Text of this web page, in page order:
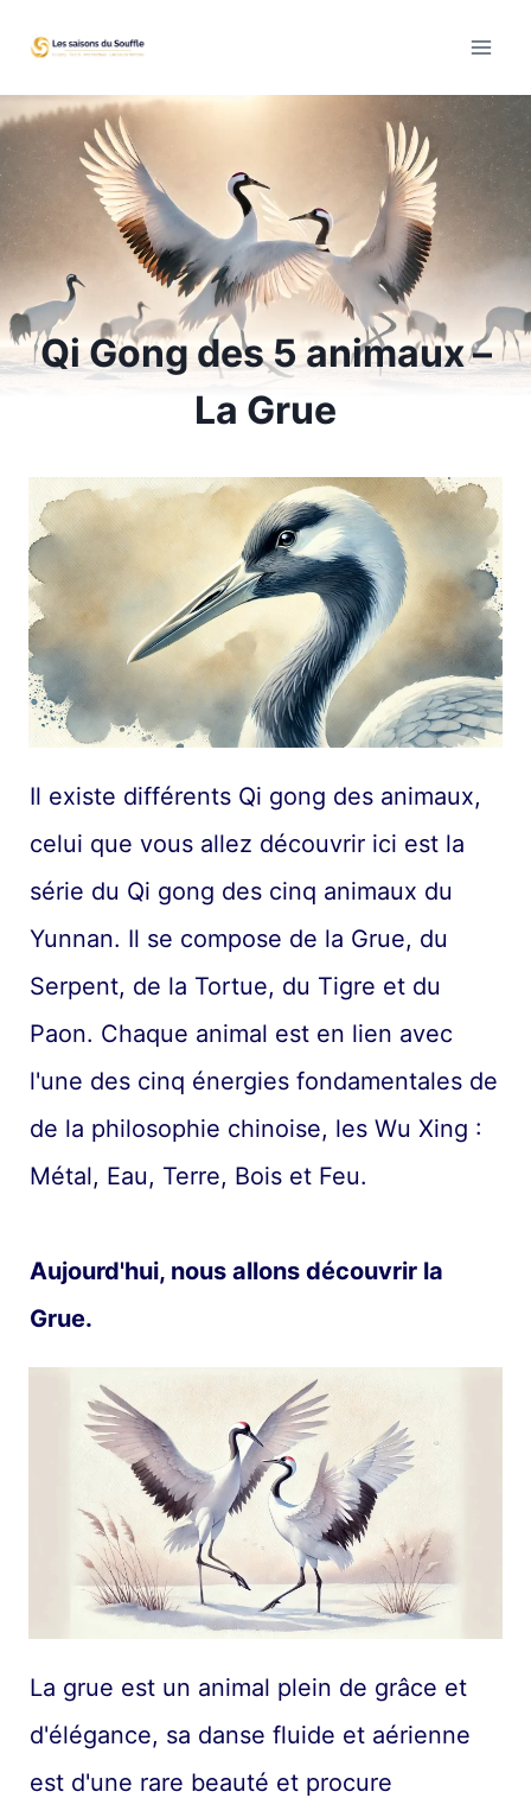
Qi Gong des 5 animaux –
La Grue
Il existe différents Qi gong des animaux,
celui que vous allez découvrir ici est la
série du Qi gong des cinq animaux du
Yunnan. Il se compose de la Grue, du
Serpent, de la Tortue, du Tigre et du
Paon. Chaque animal est en lien avec
l'une des cinq énergies fondamentales de
de la philosophie chinoise, les Wu Xing :
Métal, Eau, Terre, Bois et Feu.
Aujourd'hui, nous allons découvrir la
Grue.
La grue est un animal plein de grâce et
d'élégance, sa danse fluide et aérienne
est d'une rare beauté et procure